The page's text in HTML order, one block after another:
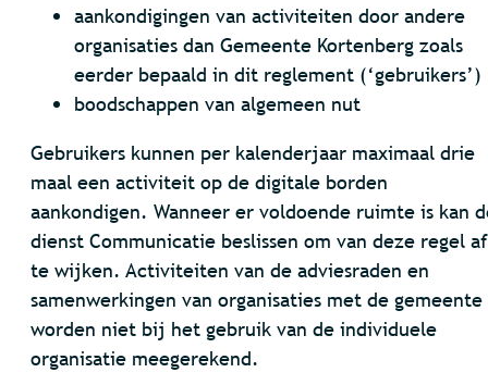
aankondigingen van activiteiten door andere
organisaties dan Gemeente Kortenberg zoals
eerder bepaald in dit reglement (‘gebruikers’)
boodschappen van algemeen nut
Gebruikers kunnen per kalenderjaar maximaal drie
maal een activiteit op de digitale borden
aankondigen. Wanneer er voldoende ruimte is kan
dienst Communicatie beslissen om van deze regel af
te wijken. Activiteiten van de adviesraden en
samenwerkingen van organisaties met de gemeente
worden niet bij het gebruik van de individuele
organisatie meegerekend.